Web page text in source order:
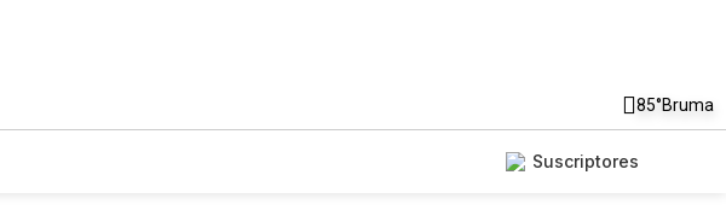
85°Bruma
Suscriptores